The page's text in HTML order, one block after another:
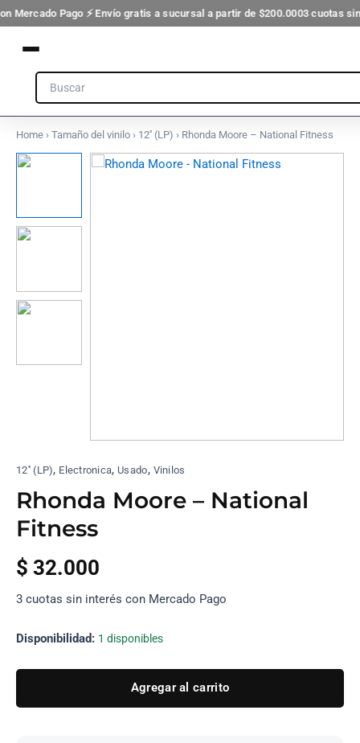
Mercado Pago ⚡ Envío gratis a sucursal a partir de $200.0003 cuotas sin
Ir
al
contenido
Search
Home › Tamaño del vinilo › 12'' (LP) › Rhonda Moore – National Fitness
12'' (LP), Electronica, Usado, Vinilos
Rhonda Moore – National
Fitness
$ 32.000
3 cuotas sin interés con Mercado Pago
Disponibilidad: 1 disponibles
Rhonda
Fitness
cantidad
Agregar al carrito
cantidad